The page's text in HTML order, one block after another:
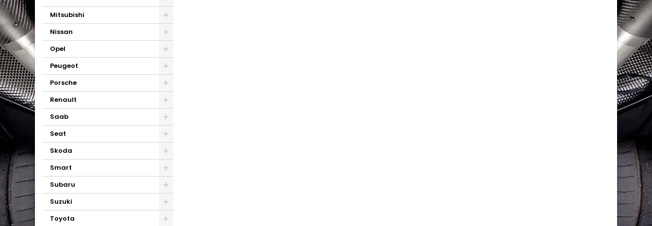
Mitsubishi
Nissan
Opel
Peugeot
Porsche
Renault
Saab
Seat
Skoda
Smart
Subaru
Suzuki
Toyota